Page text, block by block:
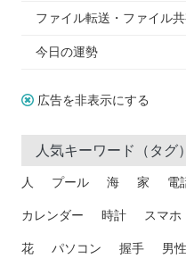
ファイル転送・ファイル
今日の運勢
広告を非表示にする
人気キーワード（タグ）
人 プール 海 家 電
カレンダー 時計 スマホ
花 パソコン 握手 男性